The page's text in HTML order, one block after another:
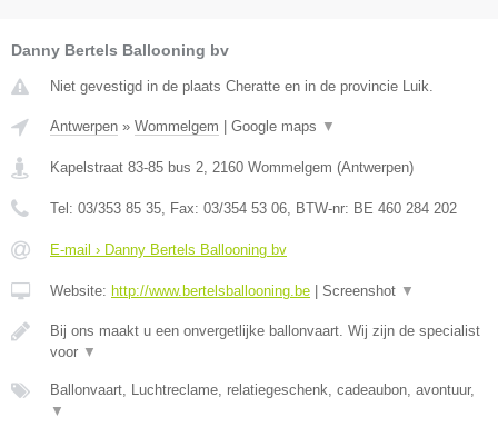
Danny Bertels Ballooning bv
Niet gevestigd in de plaats Cheratte en in de provincie Luik.
Antwerpen » Wommelgem Google maps ▼
Kapelstraat 83-85 bus 2 2160 Wommelgem (Antwerpen)
Tel: 03/353 85 35 , Fax: 03/354 53 06 , BTW-nr: BE 460 284 202
E-mail › Danny Bertels Ballooning bv
Website: http://www.bertelsballooning.be Screenshot ▼
Bij ons maakt u een onvergetlijke ballonvaart. Wij zijn de specialist
voor ▼
Ballonvaart, Luchtreclame, relatiegeschenk, cadeaubon, avontuur,
▼